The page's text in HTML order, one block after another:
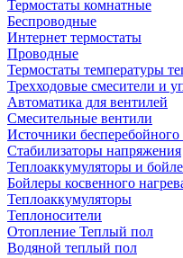
Термостаты комнатные
Беспроводные
Интернет термостаты
Проводные
Термостаты температуры
Трехходовые смесители и
Автоматика для вентилей
Смесительные вентили
Источники бесперебойного
Стабилизаторы напряжения
Теплоаккумуляторы и
Бойлеры косвенного
Теплоаккумуляторы
Теплоносители
Отопление Теплый пол
Водяной теплый пол